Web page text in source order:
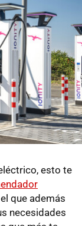
esto te
que además
necesidades